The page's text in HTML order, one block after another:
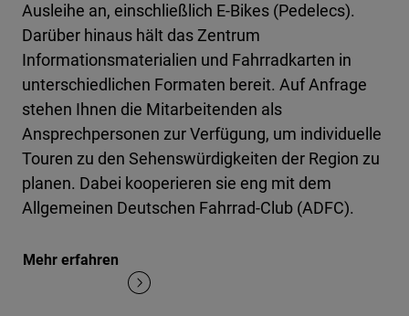
Ausleihe an, einschließlich E-Bikes (Pedelecs).
Darüber hinaus hält das Zentrum
Informationsmaterialien und Fahrradkarten in
unterschiedlichen Formaten bereit. Auf Anfrage
stehen Ihnen die Mitarbeitenden als
Ansprechpersonen zur Verfügung, um individuelle
Touren zu den Sehenswürdigkeiten der Region zu
planen. Dabei kooperieren sie eng mit dem
Allgemeinen Deutschen Fahrrad-Club (ADFC).
Mehr erfahren